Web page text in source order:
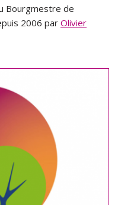
Bourgmestre de
2006 par Olivier